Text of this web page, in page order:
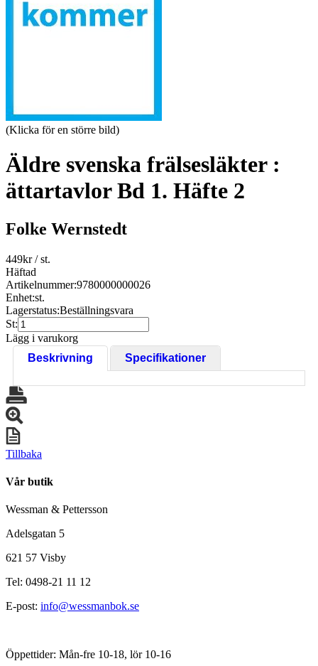
(Klicka för en större bild)
Äldre svenska frälsesläkter :
ättartavlor Bd 1. Häfte 2
Folke Wernstedt
449kr/ st.
Häftad
Artikelnummer:9780000000026
Enhet:st.
Lagerstatus:Beställningsvara
St:
Lägg i varukorg
Beskrivning
Specifikationer
Tillbaka
Vår butik
Wessman & Pettersson
Adelsgatan 5
621 57 Visby
Tel: 0498-21 11 12
E-post: info@wessmanbok.se
Öppettider: Mån-fre 10-18, lör 10-16